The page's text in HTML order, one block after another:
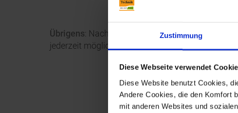
Zustimmung
Diese Webseite verwendet
Diese Website benutzt Cookies,
Andere Cookies, die den Komfort
mit anderen Websites und
Übrigens: Nachträgliche Ergänzungen sind dank
jederzeit möglich!